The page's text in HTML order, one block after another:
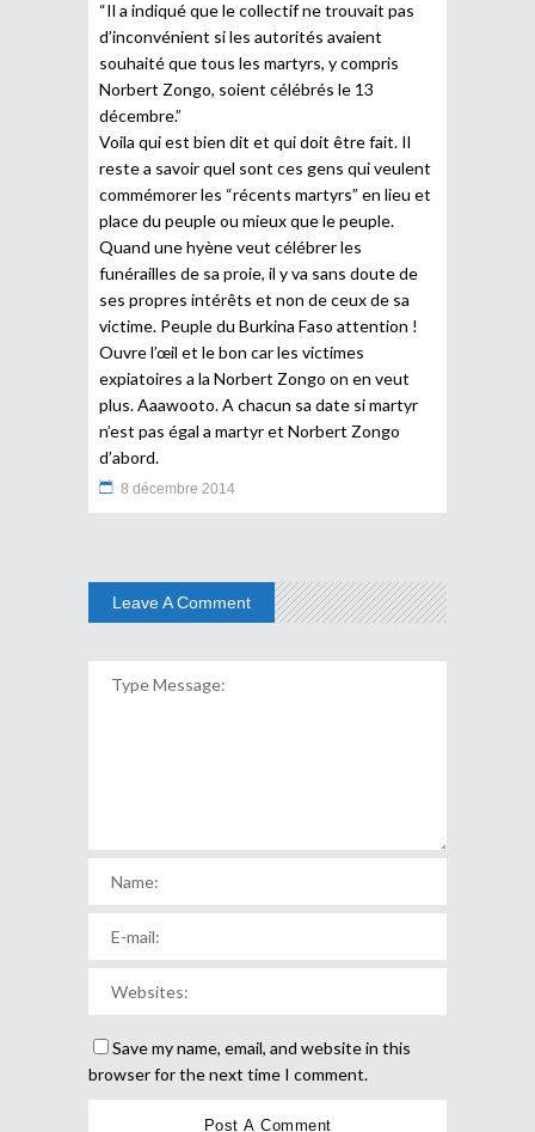
“Il a indiqué que le collectif ne trouvait pas
d’inconvénient si les autorités avaient
souhaité que tous les martyrs, y compris
Norbert Zongo, soient célébrés le 13
décembre.”
Voila qui est bien dit et qui doit être fait. Il
reste a savoir quel sont ces gens qui veulent
commémorer les “récents martyrs” en lieu et
place du peuple ou mieux que le peuple.
Quand une hyène veut célébrer les
funérailles de sa proie, il y va sans doute de
ses propres intérêts et non de ceux de sa
victime. Peuple du Burkina Faso attention !
Ouvre l’œil et le bon car les victimes
expiatoires a la Norbert Zongo on en veut
plus. Aaawooto. A chacun sa date si martyr
n’est pas égal a martyr et Norbert Zongo
d’abord.
8 décembre 2014
Leave A Comment
Save my name, email, and website in this
browser for the next time I comment.